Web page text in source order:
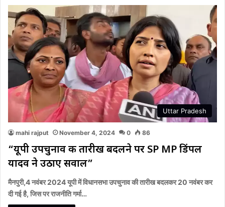
Uttar Pradesh
mahi rajput November 4, 2024 0 86
“यूपी उपचुनाव की तारीख बदलने पर SP MP डिंपल
यादव ने उठाए सवाल”
मैनपुरी,4 नवंबर 2024 यूपी में विधानसभा उपचुनाव की तारीख बदलकर 20 नवंबर कर
दी गई है, जिस पर राजनीति गर्मा…